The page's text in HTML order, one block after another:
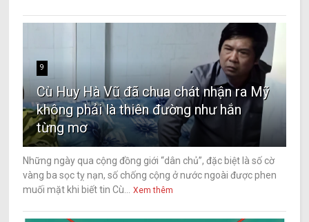
9
Cù Huy Hà Vũ đã chua chát nhận ra Mỹ
không phải là thiên đường như hắn
từng mơ
Những ngày qua cộng đồng giới “dân chủ”, đặc biệt là số cờ
vàng ba sọc tỵ nạn, số chống cộng ở nước ngoài được phen
muối mặt khi biết tin Cù...
Xem thêm